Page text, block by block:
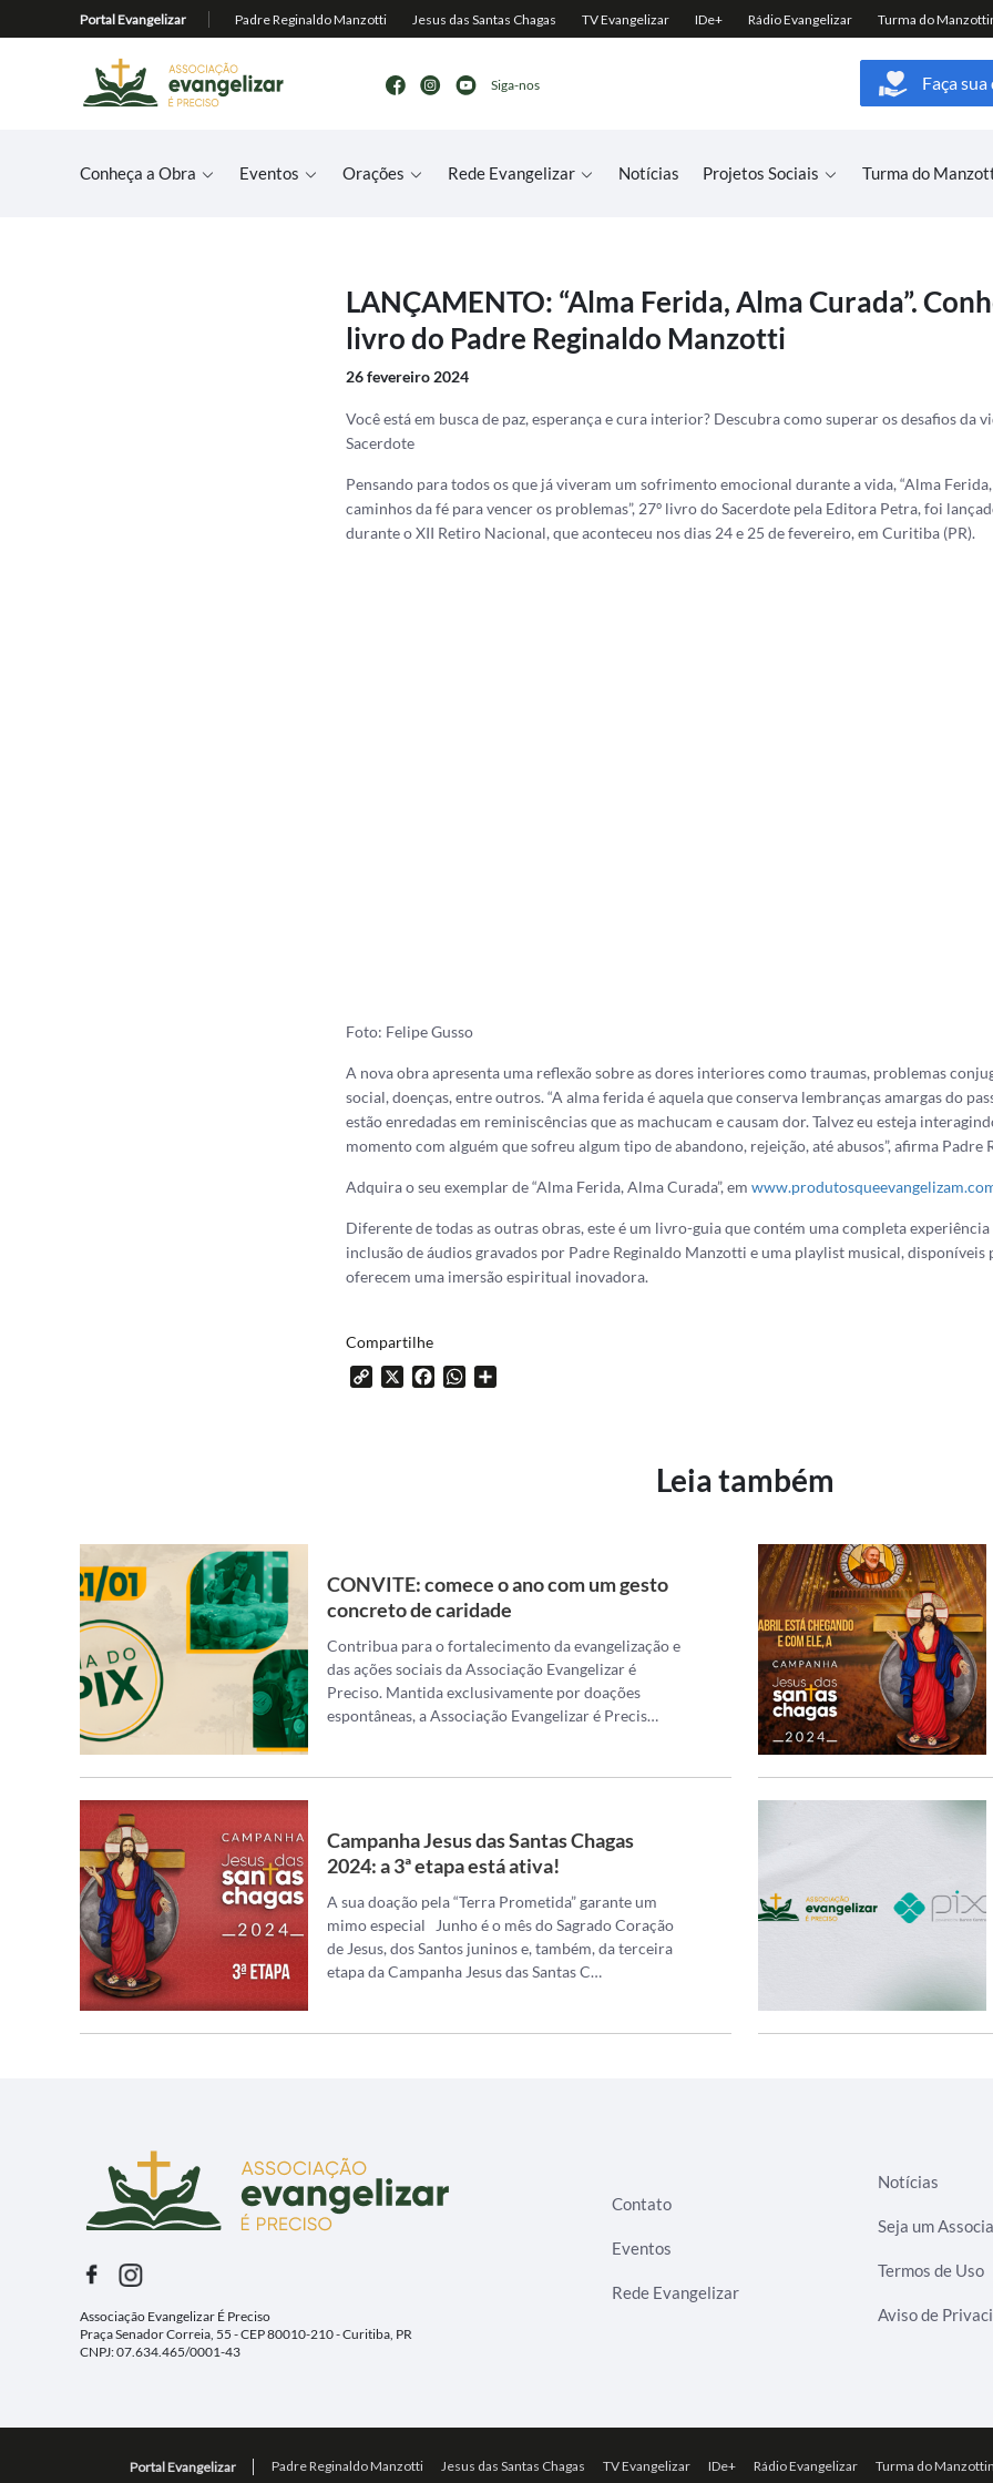
Siga-nos Faça
Conheça a Obra Eventos Orações Rede Evangelizar Notícias Projetos Sociais Turma do
LANÇAMENTO: “Alma Ferida, Alma Curada”.
livro do Padre Reginaldo Manzotti
26 fevereiro 2024
Você está em busca de paz, esperança e cura interior? Descubra como superar os desafios da
Sacerdote
Pensando para todos os que já viveram um sofrimento emocional durante a vida, “Alma
caminhos da fé para vencer os problemas”, 27º livro do Sacerdote pela Editora Petra, foi
durante o XII Retiro Nacional, que aconteceu nos dias 24 e 25 de fevereiro, em Curitiba (PR).
Foto: Felipe Gusso
A nova obra apresenta uma reflexão sobre as dores interiores como traumas, problemas
social, doenças, entre outros. “A alma ferida é aquela que conserva lembranças amargas do
estão enredadas em reminiscências que as machucam e causam dor. Talvez eu esteja
momento com alguém que sofreu algum tipo de abandono, rejeição, até abusos”, afirma Padre
Adquira o seu exemplar de “Alma Ferida, Alma Curada”, em
Diferente de todas as outras obras, este é um livro-guia que contém uma completa
inclusão de áudios gravados por Padre Reginaldo Manzotti e uma playlist musical, disponíveis
oferecem uma imersão espiritual inovadora.
Compartilhe
Copy
FacebookWhatsApp
Leia também
CONVITE: comece o ano com um gesto
concreto de caridade
Contribua para o fortalecimento da evangelização e
das ações sociais da Associação Evangelizar é
Preciso. Mantida exclusivamente por doações
espontâneas, a Associação Evangelizar é Precis…
Campanha Jesus das Santas Chagas
2024: a 3ª etapa está ativa!
A sua doação pela “Terra Prometida” garante um
mimo especial Junho é o mês do Sagrado Coração
de Jesus, dos Santos juninos e, também, da terceira
etapa da Campanha Jesus das Santas C…
Associação Evangelizar É Preciso
Praça Senador Correia, 55 - CEP 80010-210 - Curitiba, PR
CNPJ: 07.634.465/0001-43
Contato
Eventos
Rede Evangelizar
Notícias
Seja um
Termos de Uso
Aviso de